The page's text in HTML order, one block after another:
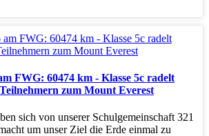
FWG: 60474 km - Klasse 5c radelt
zum Mount Everest
sich von unserer Schulgemeinschaft 321
um unser Ziel die Erde einmal zu